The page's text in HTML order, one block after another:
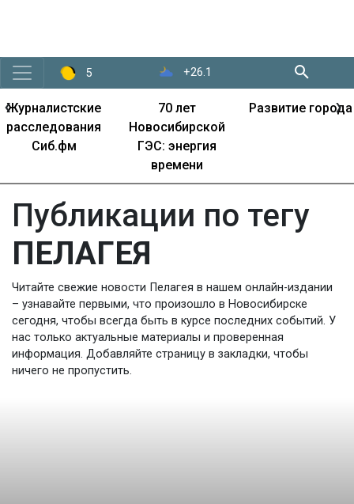
5 +26.1
Журналистские
расследования
Сиб.фм
70 лет
Новосибирской
ГЭС: энергия
времени
Развитие города
‹ ›
Публикации по тегу
ПЕЛАГЕЯ
Читайте свежие новости Пелагея в нашем онлайн-издании
– узнавайте первыми, что произошло в Новосибирске
сегодня, чтобы всегда быть в курсе последних событий. У
нас только актуальные материалы и проверенная
информация. Добавляйте страницу в закладки, чтобы
ничего не пропустить.